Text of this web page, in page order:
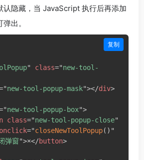
认隐藏，当 JavaScript 执行后再添加
出。
" class="new-tool-
"new-tool-popup-mask"></div>
"new-tool-popup-box">
class="new-tool-popup-close"
onclick="closeNewToolPopup( ) "
弹窗">×</button>
复制